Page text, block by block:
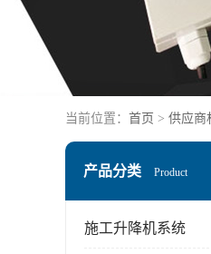
当前位置： 首页 > 供应商
产品分类 Product
施工升降机系统